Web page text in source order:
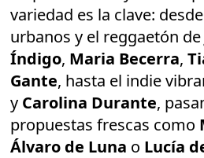
variedad es la clave:
urbanos y el reggaetón de
Índigo, Maria Becerra,
Gante, hasta el indie
y Carolina Durante,
propuestas frescas como
Álvaro de Luna o Lucía